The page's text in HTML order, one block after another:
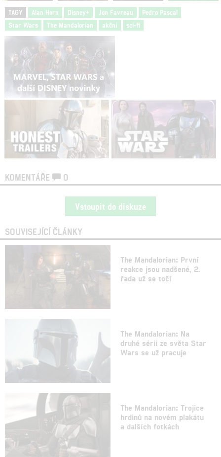
TAGY Alan Horn Disney+ Jon Favreau
Pedro Pascal
Star Wars
The Mandalorian akční sci-fi
KOMENTÁŘE 0
Vstoupit do diskuze
SOUVISEJÍCÍ ČLÁNKY
The Mandalorian: První
reakce jsou nadšené, 2.
řada už se točí
The Mandalorian: Na
druhé sérii ze světa Star
Wars se už pracuje
The Mandalorian: Trojice
hrdinů na novém plakátu
a dalších fotkách